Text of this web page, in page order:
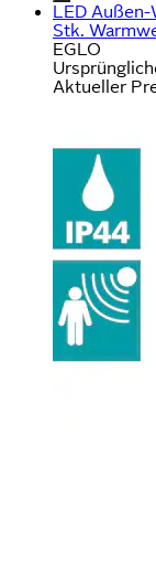
LED Außen-
Stk.
EGLO
Aktueller